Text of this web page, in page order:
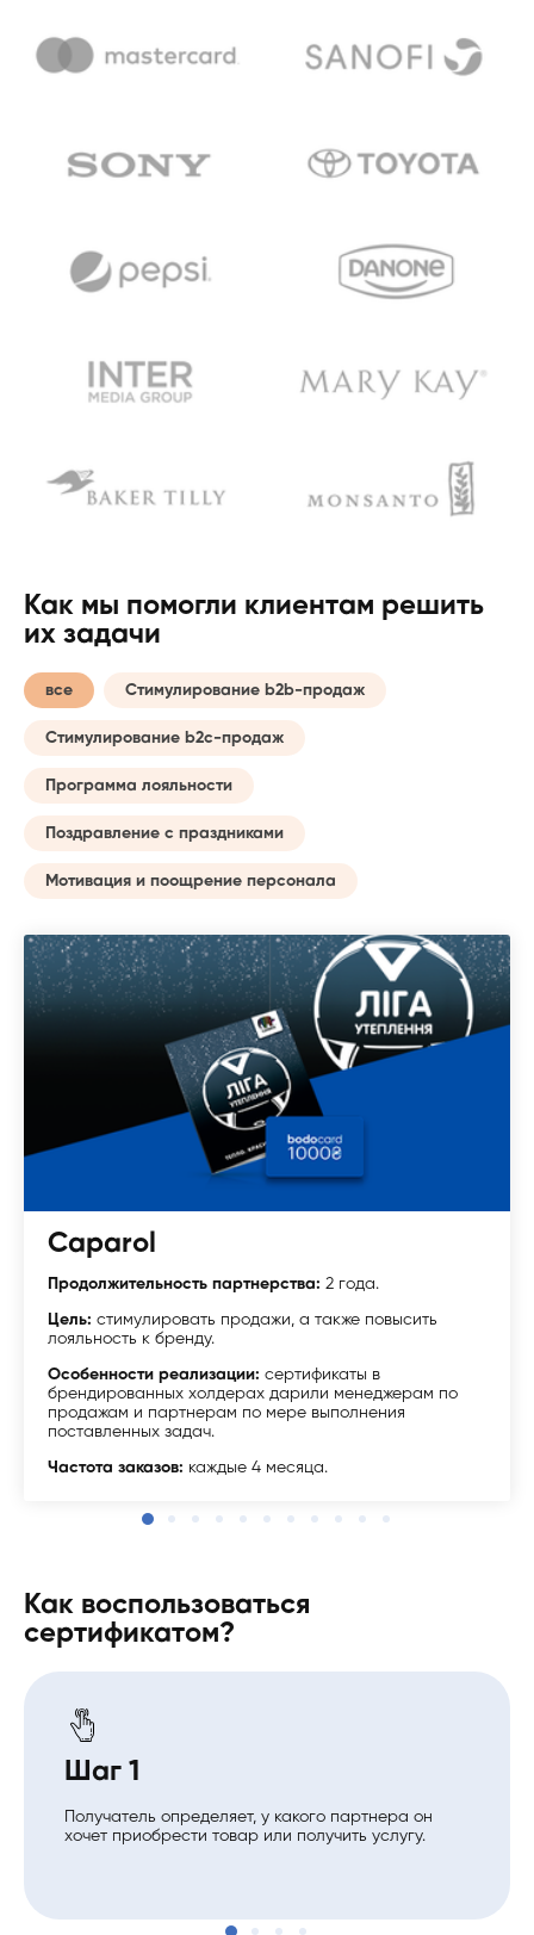
Как мы помогли клиентам решить
их задачи
все Стимулирование b2b-продаж
Стимулирование b2c-продаж
Программа лояльности
Поздравление с праздниками
Мотивация и поощрение персонала
Caparol
Продолжительность партнерства: 2 года.
Цель: стимулировать продажи, а также повысить
лояльность к бренду.
Особенности реализации: сертификаты в
брендированных холдерах дарили менеджерам по
продажам и партнерам по мере выполнения
поставленных задач.
Частота заказов: каждые 4 месяца.
Как воспользоваться
сертификатом?
Шаг 1
Получатель определяет, у какого партнера он
хочет приобрести товар или получить услугу.